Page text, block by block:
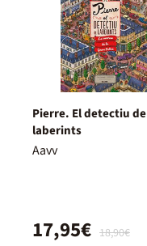
Pierre. El detectiu de
laberints
Aavv
18,90€
17,95€